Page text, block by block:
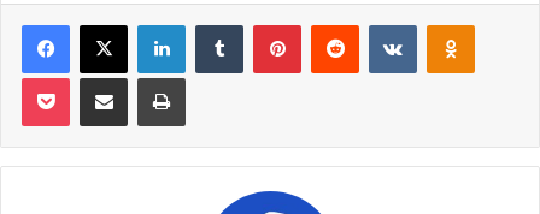
Facebook
X LinkedInTumblr PinterestReddit VKontakte
Pocket Share via Email Print